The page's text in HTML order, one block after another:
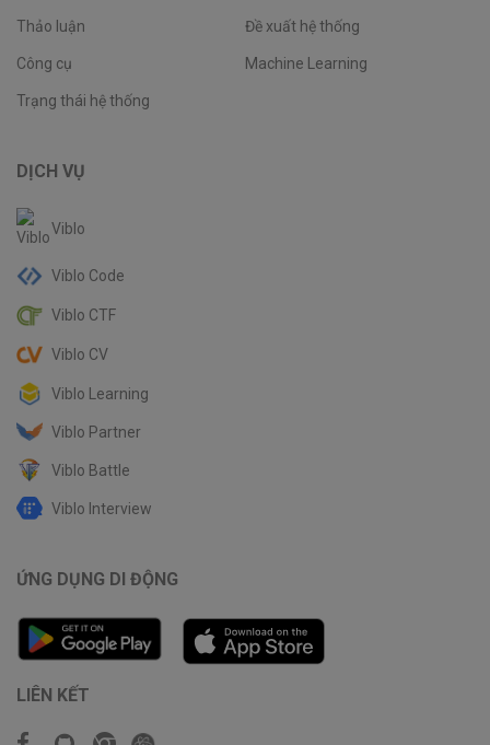
Thảo luận Đề xuất hệ thống
Công cụ Machine Learning
Trạng thái hệ thống
DỊCH VỤ
Viblo
Viblo Code
Viblo CTF
Viblo CV
Viblo Learning
Viblo Partner
Viblo Battle
Viblo Interview
ỨNG DỤNG DI ĐỘNG
LIÊN KẾT